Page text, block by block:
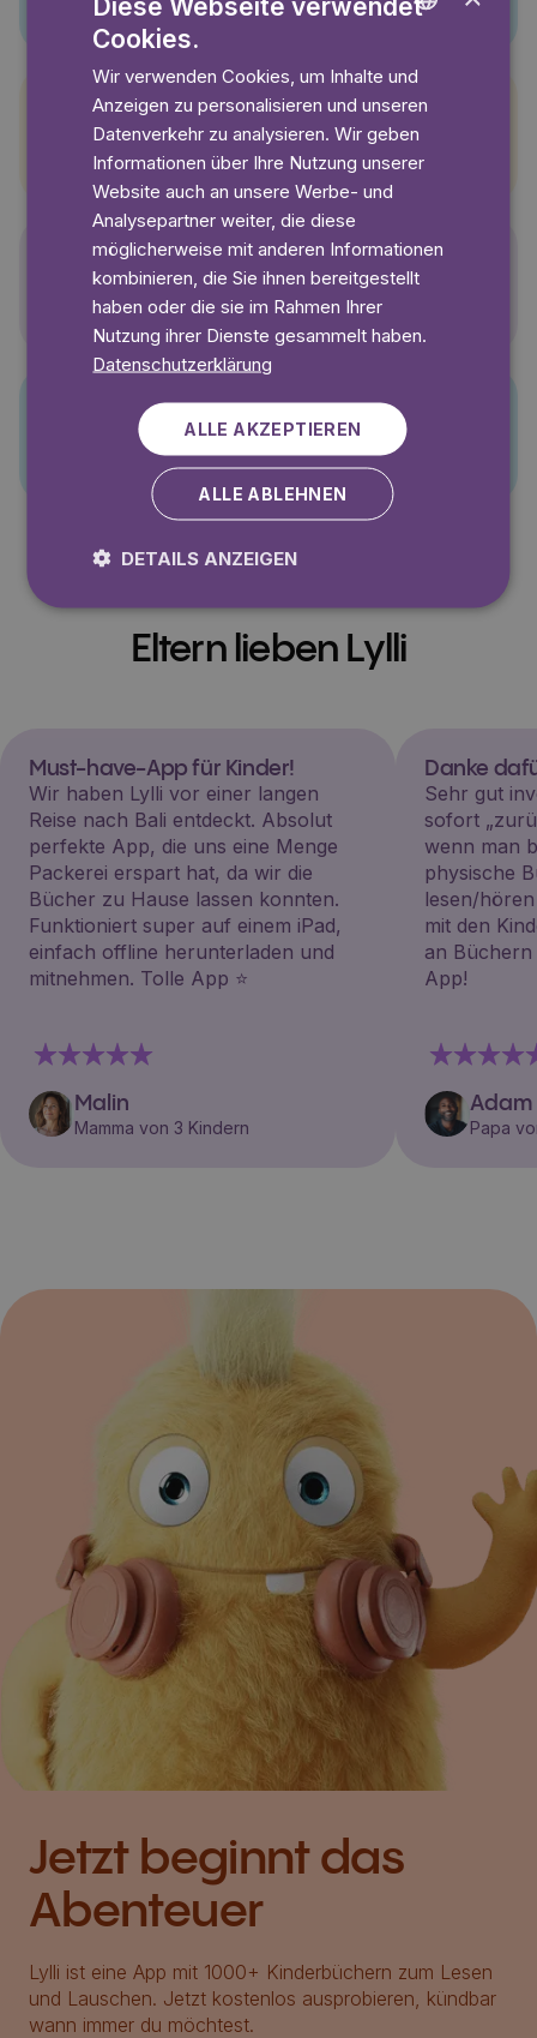
Pettersson und Findus
Polly Pocket
PJ Masks
Eltern lieben Lylli
Must-have-App für Kinder!
Wir haben Lylli vor einer langen
Reise nach Bali entdeckt. Absolut
perfekte App, die uns eine Menge
Packerei erspart hat, da wir die
Bücher zu Hause lassen konnten.
Funktioniert super auf einem iPad,
einfach offline herunterladen und
mitnehmen. Tolle App ⭐️
Malin
Mamma von 3 Kindern
Danke
Sehr gut
sofort
wenn man
physische
lesen/
mit den
an Büchern
App!
Adam
Papa
Jetzt beginnt das
Abenteuer
Lylli ist eine App mit 1000+ Kinderbüchern zum Lesen
und Lauschen. Jetzt kostenlos ausprobieren, kündbar
wann immer du möchtest.
GERMAN
Cookies.
Wir verwenden Cookies, um Inhalte und
Anzeigen zu personalisieren und unseren
Datenverkehr zu analysieren. Wir geben
Informationen über Ihre Nutzung unserer
Website auch an unsere Werbe- und
Analysepartner weiter, die diese
möglicherweise mit anderen Informationen
kombinieren, die Sie ihnen bereitgestellt
haben oder die sie im Rahmen Ihrer
Nutzung ihrer Dienste gesammelt haben.
Datenschutzerklärung
ALLE AKZEPTIEREN
ALLE ABLEHNEN
DETAILS ANZEIGEN